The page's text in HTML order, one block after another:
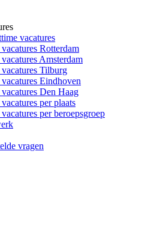
vacatures
Rotterdam
Amsterdam
Tilburg
Eindhoven
Den Haag
per plaats
per beroepsgroep
vragen